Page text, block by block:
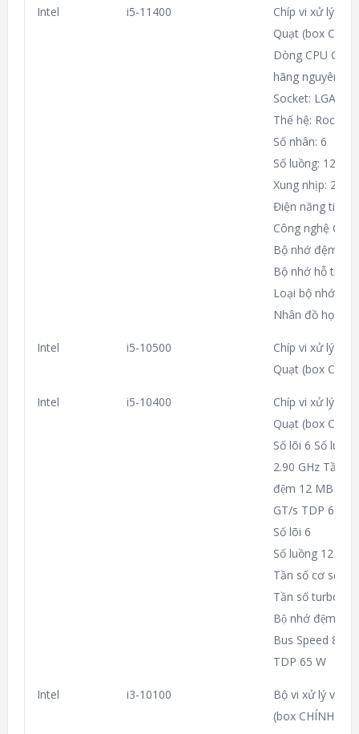
Intel i5-11400
Chíp vi xử lý
Quạt (box
Dòng CPU
hãng nguyên
Socket: LGA
Thế hệ: Rocket
Số nhân: 6
Số luồng: 12
Xung nhịp: 2.6 –
Điện năng tiêu
Công nghệ
Bộ nhớ đệm 12
Bộ nhớ hỗ trợ
Loại bộ nhớ
Nhân đồ họa
Intel i5-10500
Chíp vi xử lý
Quạt (box
Intel i5-10400
Chíp vi xử lý
Quạt (box
Số lõi 6 Số
2.90 GHz Tần
đệm 12 MB
GT/s TDP 65 W
Số lõi 6
Số luồng 12
Tần số cơ sở
Tần số turbo tối
Bộ nhớ đệm 12
Bus Speed 8
TDP 65 W
Intel i3-10100
Bộ vi xử lý vi
(box CHÍNH